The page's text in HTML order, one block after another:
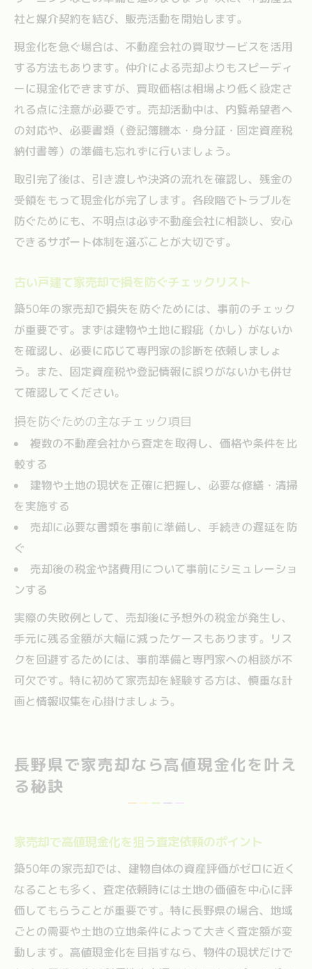
社と媒介契約を結び、販売活動を開始します。
現金化を急ぐ場合は、不動産会社の買取サービスを活用
する方法もあります。仲介による売却よりもスピーディ
ーに現金化できますが、買取価格は相場より低く設定さ
れる点に注意が必要です。売却活動中は、内覧希望者へ
の対応や、必要書類（登記簿謄本・身分証・固定資産税
納付書等）の準備も忘れずに行いましょう。
取引完了後は、引き渡しや決済の流れを確認し、残金の
受領をもって現金化が完了します。各段階でトラブルを
防ぐためにも、不明点は必ず不動産会社に相談し、安心
できるサポート体制を選ぶことが大切です。
古い戸建て家売却で損を防ぐチェックリスト
築50年の家売却で損失を防ぐためには、事前のチェック
が重要です。まずは建物や土地に瑕疵（かし）がないか
を確認し、必要に応じて専門家の診断を依頼しましょ
う。また、固定資産税や登記情報に誤りがないかも併せ
て確認してください。
損を防ぐための主なチェック項目
複数の不動産会社から査定を取得し、価格や条件を比
較する
建物や土地の現状を正確に把握し、必要な修繕・清掃
を実施する
売却に必要な書類を事前に準備し、手続きの遅延を防
ぐ
売却後の税金や諸費用について事前にシミュレーショ
ンする
実際の失敗例として、売却後に予想外の税金が発生し、
手元に残る金額が大幅に減ったケースもあります。リス
クを回避するためには、事前準備と専門家への相談が不
可欠です。特に初めて家売却を経験する方は、慎重な計
画と情報収集を心掛けましょう。
長野県で家売却なら高値現金化を叶え
る秘訣
家売却で高値現金化を狙う査定依頼のポイント
築50年の家売却では、建物自体の資産評価がゼロに近く
なることも多く、査定依頼時には土地の価値を中心に評
価してもらうことが重要です。特に長野県の場合、地域
ごとの需要や土地の立地条件によって大きく査定額が変
動します。高値現金化を目指すなら、物件の現状だけで